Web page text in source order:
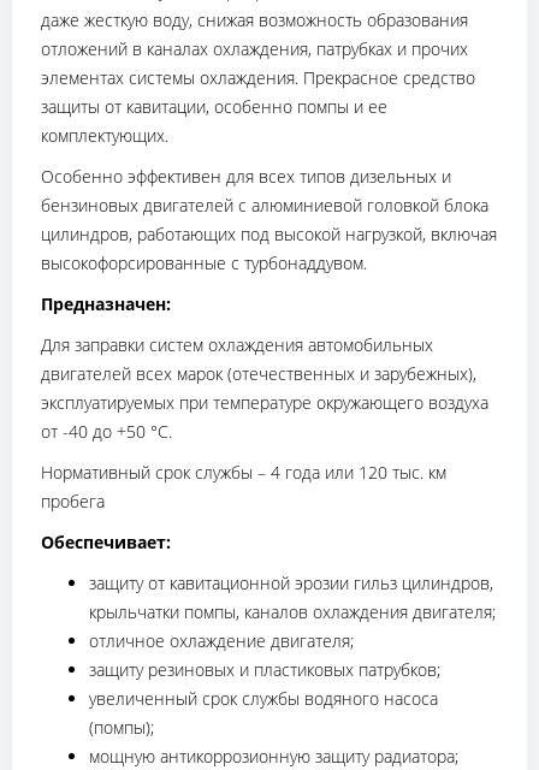
даже жесткую воду, снижая возможность образования
отложений в каналах охлаждения, патрубках и прочих
элементах системы охлаждения. Прекрасное средство
защиты от кавитации, особенно помпы и ее
комплектующих.
Особенно эффективен для всех типов дизельных и
бензиновых двигателей с алюминиевой головкой блока
цилиндров, работающих под высокой нагрузкой, включая
высокофорсированные с турбонаддувом.
Предназначен:
Для заправки систем охлаждения автомобильных
двигателей всех марок (отечественных и зарубежных),
эксплуатируемых при температуре окружающего воздуха
от -40 до +50 °C.
Нормативный срок службы – 4 года или 120 тыс. км
пробега
Обеспечивает:
защиту от кавитационной эрозии гильз цилиндров,
крыльчатки помпы, каналов охлаждения двигателя;
отличное охлаждение двигателя;
защиту резиновых и пластиковых патрубков;
увеличенный срок службы водяного насоса
(помпы);
мощную антикоррозионную защиту радиатора;